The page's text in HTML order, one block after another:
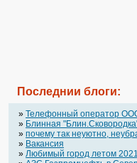
Последнии блоги:
» Телефонный оператор
» Блинная
» почему так неуютно,
» Вакансия
» Любимый город летом